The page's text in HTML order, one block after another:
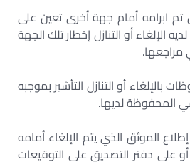
تم ابرامه أمام جهة أخرى تعين على
الإلغاء أو التنازل إخطار تلك الجهة
مراجعها.
بالإلغاء أو التنازل التأشير بموجبه
المحفوظة لديها.
الموثق الذي يتم الإلغاء أمامه
على دفتر التصديق على التوقيعات